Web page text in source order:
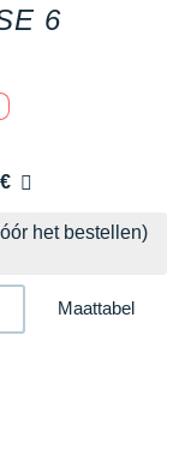
6
het bestellen)
Maattabel